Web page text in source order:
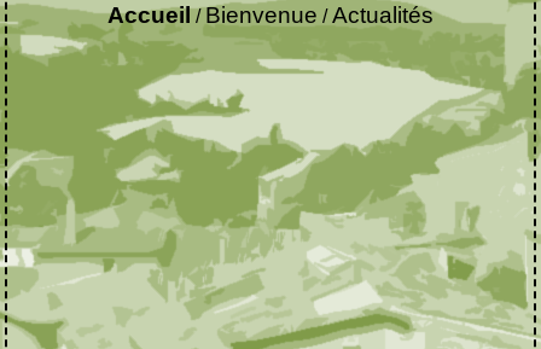
Accueil /Bienvenue /Actualités